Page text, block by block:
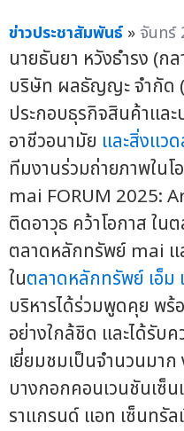
ข่าวประชาสัมพันธ์ » จันทร์
นายธันยา หวังธำรง (ก
บริษัท ผลธัญญะ จำกัด
ประกอบธุรกิจสินค้าแล
อาชีวอนามัย และสิ่งแว
ทีมงานร่วมถ่ายภาพใน
mai FORUM 2025:
ติดอาวุธ คว้าโอกาส ใน
ตลาดหลักทรัพย์ mai แ
ในตลาดหลักทรัพย์ เอ็ม
บริหารได้ร่วมพูดคุย พ
อย่างใกล้ชิด และได้รับ
เยี่ยมชมเป็นจำนวนมา
บางกอกคอนเวนชันเซ็น
ราแกรนด์ แอท เซ็นทรัล